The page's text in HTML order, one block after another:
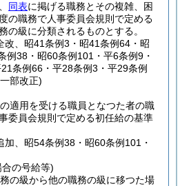
同表に掲げる職務とその複雑、困
の職務で人事委員会規則で定める
の級に分類されるものとする。
改、昭41条例3・昭41条例64・昭
例38・昭60条例101・平6条例9・
条例66・平28条例3・平29条例
部改正)
適用を受ける職員となつた者の職
委員会規則で定める初任給の基準
加、昭54条例38・昭60条例101・
の号給等)
の級から他の職務の級に移つた場